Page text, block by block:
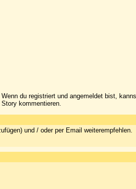
Wenn du registriert und angemeldet bist,
Story kommentieren.
und / oder per Email weiterempfehlen.